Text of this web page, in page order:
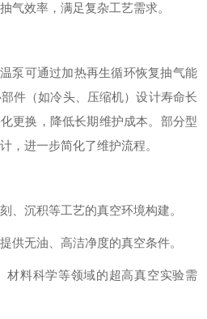
气效率，满足复杂工艺需求。
泵可通过加热再生循环恢复抽气能
件（如冷头、压缩机）设计寿命长
更换，降低长期维护成本。部分型
，进一步简化了维护流程。
、沉积等工艺的真空环境构建。
供无油、高洁净度的真空条件。
材料科学等领域的超高真空实验需